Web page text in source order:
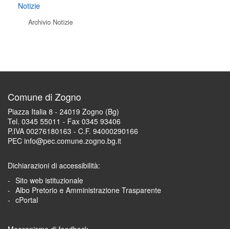
Notizie
Archivio Notizie
Comune di Zogno
Piazza Italia 8 - 24019 Zogno (Bg)
Tel. 0345 55011 - Fax 0345 93406
P.IVA 00276180163 - C.F. 94000290166
PEC info@pec.comune.zogno.bg.it
Dichiarazioni di accessibilità:
Sito web istituzionale
Albo Pretorio e Amministrazione Trasparente
cPortal